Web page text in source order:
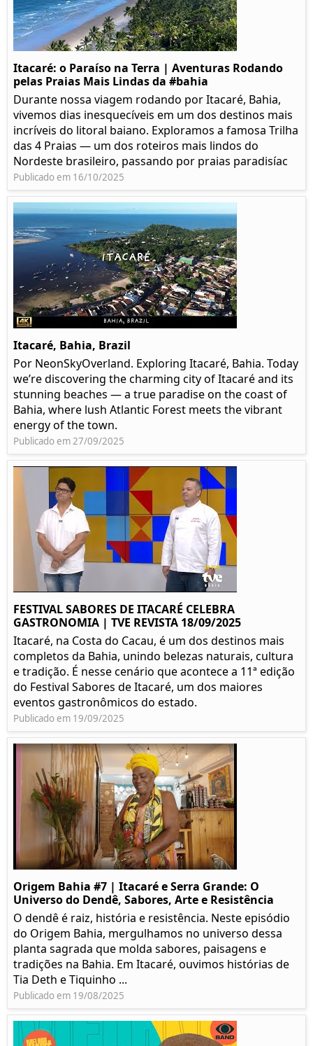
Itacaré: o Paraíso na Terra | Aventuras Rodando
pelas Praias Mais Lindas da #bahia
Durante nossa viagem rodando por Itacaré, Bahia,
vivemos dias inesquecíveis em um dos destinos mais
incríveis do litoral baiano. Exploramos a famosa Trilha
das 4 Praias — um dos roteiros mais lindos do
Nordeste brasileiro, passando por praias paradisíac
Publicado em 16/10/2025
Itacaré, Bahia, Brazil
Por NeonSkyOverland. Exploring Itacaré, Bahia. Today
we’re discovering the charming city of Itacaré and its
stunning beaches — a true paradise on the coast of
Bahia, where lush Atlantic Forest meets the vibrant
energy of the town.
Publicado em 27/09/2025
FESTIVAL SABORES DE ITACARÉ CELEBRA
GASTRONOMIA | TVE REVISTA 18/09/2025
Itacaré, na Costa do Cacau, é um dos destinos mais
completos da Bahia, unindo belezas naturais, cultura
e tradição. É nesse cenário que acontece a 11ª edição
do Festival Sabores de Itacaré, um dos maiores
eventos gastronômicos do estado.
Publicado em 19/09/2025
Origem Bahia #7 | Itacaré e Serra Grande: O
Universo do Dendê, Sabores, Arte e Resistência
O dendê é raiz, história e resistência. Neste episódio
do Origem Bahia, mergulhamos no universo dessa
planta sagrada que molda sabores, paisagens e
tradições na Bahia. Em Itacaré, ouvimos histórias de
Tia Deth e Tiquinho ...
Publicado em 19/08/2025